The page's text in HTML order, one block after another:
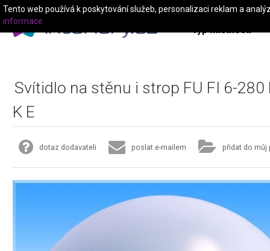
Typ místnosti
Svítidlo na stěnu i strop FU FI 6-280
K E
dotaz dodavateli poslat e-mailem přidat do můj
Tento web používá k poskytování služeb, personalizaci reklam a
informace